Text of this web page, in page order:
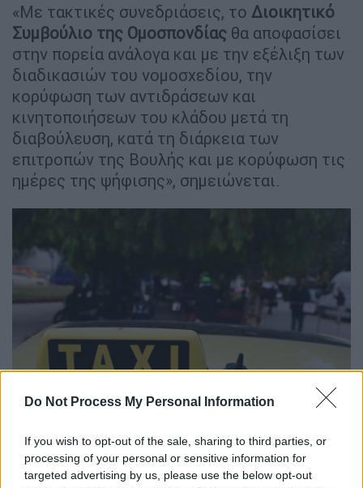
Do Not Process My Personal Information
If you wish to opt-out of the sale, sharing to third parties, or
processing of your personal or sensitive information for
targeted advertising by us, please use the below opt-out
«Με τακτικές συνεδριάσεις, το Διοικητικό
Συμβούλιο της Ομοσπονδίας θα αποφασίσει
στην πορεία ανάλογα και με την εξέλιξη των
διαδικασιών του νομοσχεδίου, την
κορύφωση των αντιδράσεων και
κινητοποιήσεων του κλάδου μετά τη
διαβούλευση, κατά τη διάρκεια των
επιτροπών της Βουλής και με κορύφωση τις
ημέρες της ψήφισης», σημειώνεται.
Υπενθυμίζεται ότι οι αυτοκινητιστές ταξί